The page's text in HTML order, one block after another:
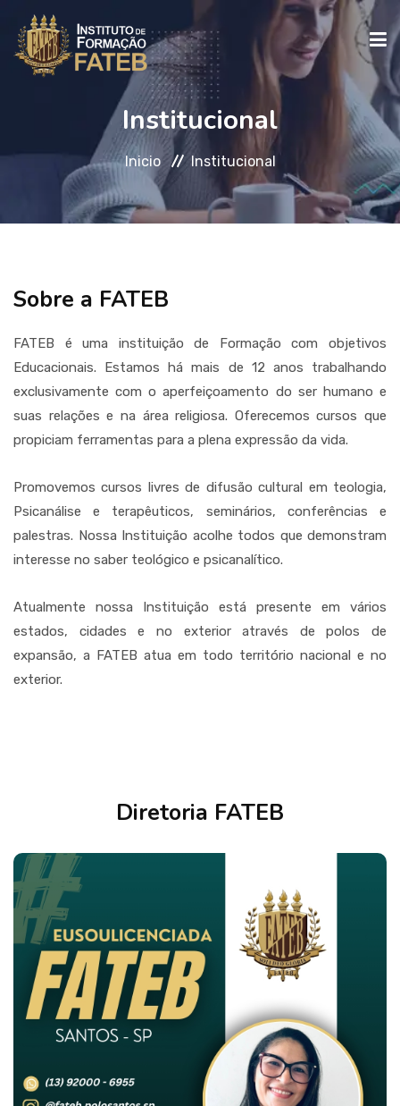
INSTITUCIONAL
FALE CONOSCO
Institucional
Inicio Institucional
Sobre a FATEB
FATEB é uma instituição de Formação com objetivos
Educacionais. Estamos há mais de 12 anos trabalhando
exclusivamente com o aperfeiçoamento do ser humano e
suas relações e na área religiosa. Oferecemos cursos que
propiciam ferramentas para a plena expressão da vida.
Promovemos cursos livres de difusão cultural em teologia,
Psicanálise e terapêuticos, seminários, conferências e
palestras. Nossa Instituição acolhe todos que demonstram
interesse no saber teológico e psicanalítico.
Atualmente nossa Instituição está presente em vários
estados, cidades e no exterior através de polos de
expansão, a FATEB atua em todo território nacional e no
exterior.
Diretoria FATEB